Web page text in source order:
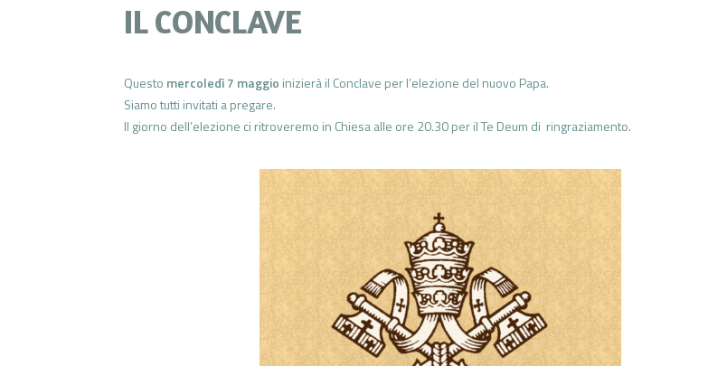
IL CONCLAVE
Questo mercoledì 7 maggio inizierà il Conclave per l’elezione del nuovo Papa.
Siamo tutti invitati a pregare.
Il giorno dell’elezione ci ritroveremo in Chiesa alle ore 20.30 per il Te Deum di ringraziamento.